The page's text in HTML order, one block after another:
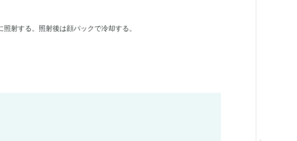
射する。照射後は顔パックで冷却する。